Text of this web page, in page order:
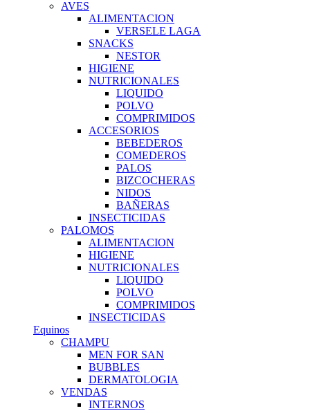
AVES
ALIMENTACION
VERSELE LAGA
SNACKS
NESTOR
HIGIENE
NUTRICIONALES
LIQUIDO
POLVO
COMPRIMIDOS
ACCESORIOS
BEBEDEROS
COMEDEROS
PALOS
BIZCOCHERAS
NIDOS
BAÑERAS
INSECTICIDAS
PALOMOS
ALIMENTACION
HIGIENE
NUTRICIONALES
LIQUIDO
POLVO
COMPRIMIDOS
INSECTICIDAS
Equinos
CHAMPU
MEN FOR SAN
BUBBLES
DERMATOLOGIA
VENDAS
INTERNOS